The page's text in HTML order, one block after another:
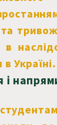
в
Україні.
і